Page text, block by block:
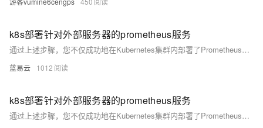
k8s部署针对外部服务器的prometheus服务
通过上述步骤，您不仅成功地在Kubernetes集群内部署了Prometheus，还实现了对集群外服务器的有效监控。理解并实施网络配置是关键，确保监控数据的准确无误传输。随着监控需求的增长，您还可以进一步探索Prometheus生态中的其他组件，如Alertmanager、Grafana等，以构建完整的监控与报警体系。
蓝易云 1012
k8s部署针对外部服务器的prometheus服务
通过上述步骤，您不仅成功地在Kubernetes集群内部署了Prometheus，还实现了对集群外服务器的有效监控。理解并实施网络配置是关键，确保监控数据的准确无误传输。随着监控需求的增长，您还可以进一步探索Prometheus生态中的其他组件，如Alertmanager、Grafana等，以构建完整的监控与报警体系。